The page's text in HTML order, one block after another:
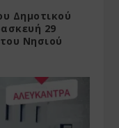
Δημοτικού
29
Νησιού